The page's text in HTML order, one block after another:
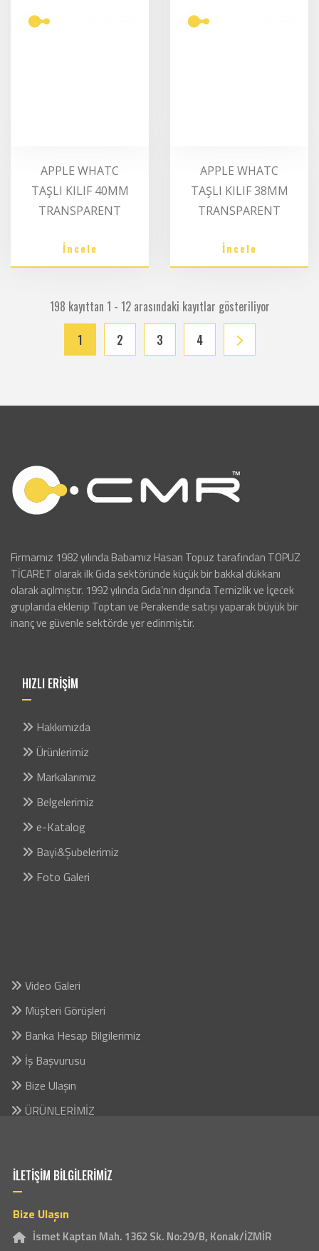
APPLE WHATC
TAŞLI KILIF 40MM
TRANSPARENT
İncele
APPLE WHATC
TAŞLI KILIF 38MM
TRANSPARENT
İncele
198 kayıttan 1 - 12 arasındaki kayıtlar gösteriliyor
1
2 3 4
Firmamız 1982 yılında Babamız Hasan Topuz tarafından TOPUZ
TİCARET olarak ilk Gıda sektöründe küçük bir bakkal dükkanı
olarak açılmıştır. 1992 yılında Gıda’nın dışında Temizlik ve İçecek
gruplarıda eklenip Toptan ve Perakende satışı yaparak büyük bir
inanç ve güvenle sektörde yer edinmiştir.
HIZLI ERİŞİM
Hakkımızda
Ürünlerimiz
Markalarımız
Belgelerimiz
e-Katalog
Bayi&Şubelerimiz
Foto Galeri
Video Galeri
Müşteri Görüşleri
Banka Hesap Bilgilerimiz
İş Başvurusu
Bize Ulaşın
ÜRÜNLERİMİZ
İLETİŞİM BİLGİLERİMİZ
Bize Ulaşın
İsmet Kaptan Mah. 1362 Sk. No:29/B, Konak/İZMİR